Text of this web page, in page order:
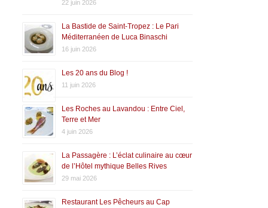
22 juin 2026
La Bastide de Saint-Tropez : Le Pari
Méditerranéen de Luca Binaschi
16 juin 2026
Les 20 ans du Blog !
11 juin 2026
Les Roches au Lavandou : Entre Ciel,
Terre et Mer
4 juin 2026
La Passagère : L’éclat culinaire au cœur
de l’Hôtel mythique Belles Rives
29 mai 2026
Restaurant Les Pêcheurs au Cap